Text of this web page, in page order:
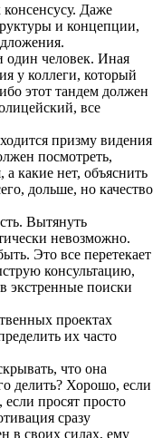
Даже
и концепции,
один человек. Иная
у коллеги, который
этот тандем должен
все
призму видения
посмотреть,
а какие нет, объяснить
дольше, но качество
Вытянуть
невозможно.
Это все перетекает
консультацию,
экстренные поиски
проектах
их часто
что она
делить? Хорошо, если
просят просто
сразу
в своих силах, ему